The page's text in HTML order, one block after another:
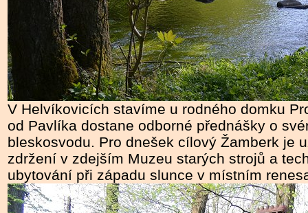
V Helvíkovicích stavíme u rodného domku
od Pavlíka dostane odborné přednášky o
bleskosvodu. Pro dnešek cílový Žamberk je
zdržení v zdejším Muzeu starých strojů a
ubytování při západu slunce v místním